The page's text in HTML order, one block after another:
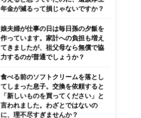
年金が減るって損じゃないですか？
娘夫婦が仕事の日は毎日孫の夕飯を
作っています。家計への負担も増え
てきましたが、祖父母なら無償で協
力するのが普通でしょうか？
食べる前のソフトクリームを落とし
てしまった息子。交換を依頼すると
「新しいものを買ってください」と
言われました。わざとではないの
に、理不尽すぎませんか？